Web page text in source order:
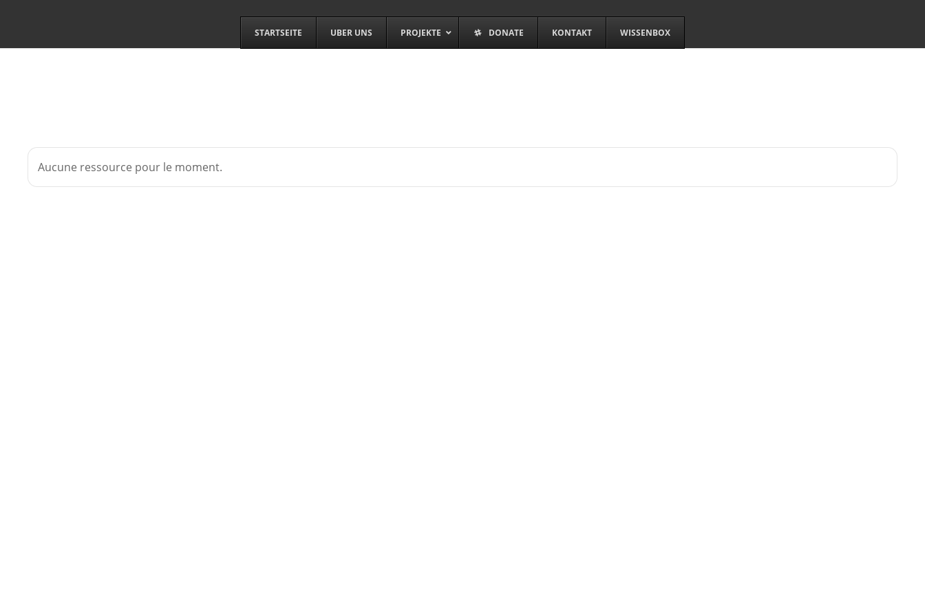
STARTSEITE UBER UNS PROJEKTE DONATE KONTAKT WISSENBOX
Aucune ressource pour le moment.